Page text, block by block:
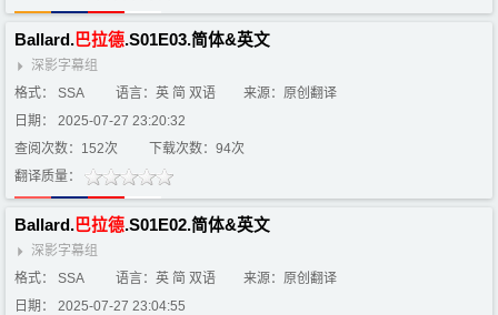
Ballard.巴拉德.S01E03.简体&英文
深影字幕组
格式： SSA
语言：英 简 双语
来源：原创翻译
日期： 2025-07-27 23:20:32
查阅次数：152次
下载次数：94次
翻译质量：
Ballard.巴拉德.S01E02.简体&英文
深影字幕组
格式： SSA
语言：英 简 双语
来源：原创翻译
日期： 2025-07-27 23:04:55